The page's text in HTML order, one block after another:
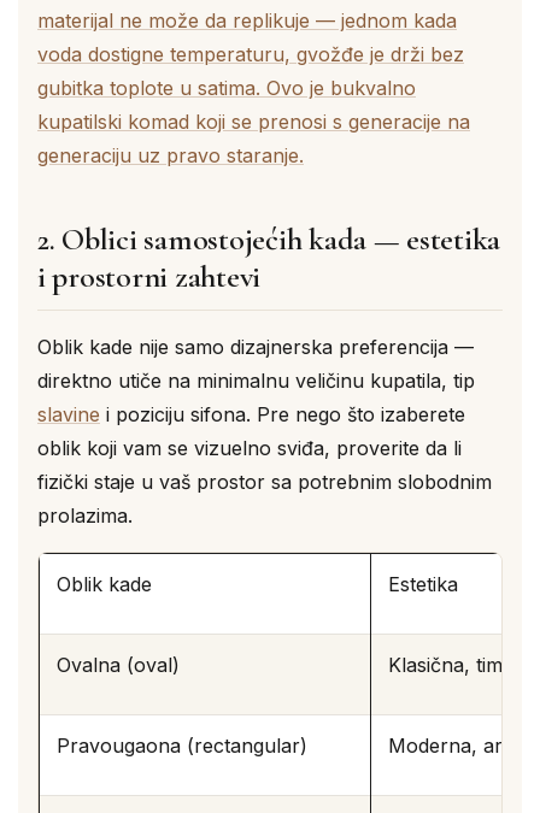
materijal ne može da replikuje — jednom kada
voda dostigne temperaturu, gvožđe je drži bez
gubitka toplote u satima. Ovo je bukvalno
kupatilski komad koji se prenosi s generacije na
generaciju uz pravo staranje.
2. Oblici samostojećih kada — estetika
i prostorni zahtevi
Oblik kade nije samo dizajnerska preferencija —
direktno utiče na minimalnu veličinu kupatila, tip
slavine i poziciju sifona. Pre nego što izaberete
oblik koji vam se vizuelno sviđa, proverite da li
fizički staje u vaš prostor sa potrebnim slobodnim
prolazima.
Oblik kade Estetika
Ovalna (oval) Klasična,
Pravougaona (rectangular) Moderna,